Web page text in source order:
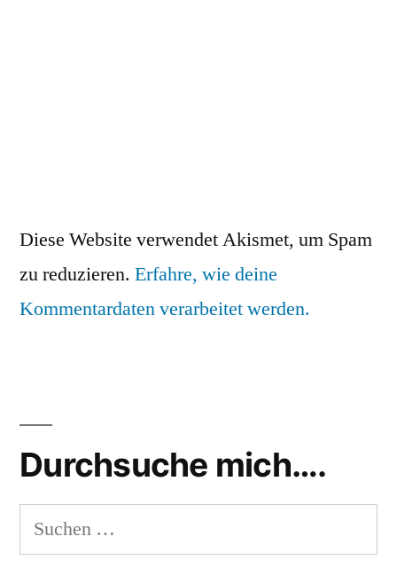
Diese Website verwendet Akismet, um Spam
zu reduzieren. Erfahre, wie deine
Kommentardaten verarbeitet werden.
Durchsuche mich….
Suchen
nach: